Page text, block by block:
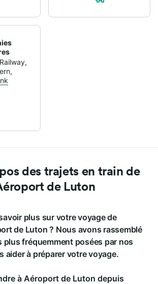
,
,
des trajets en train de
de Luton
plus sur votre voyage de
de Luton ? Nous avons rassemblé
plus fréquemment posées par nos
aider à préparer votre voyage.
à Aéroport de Luton depuis